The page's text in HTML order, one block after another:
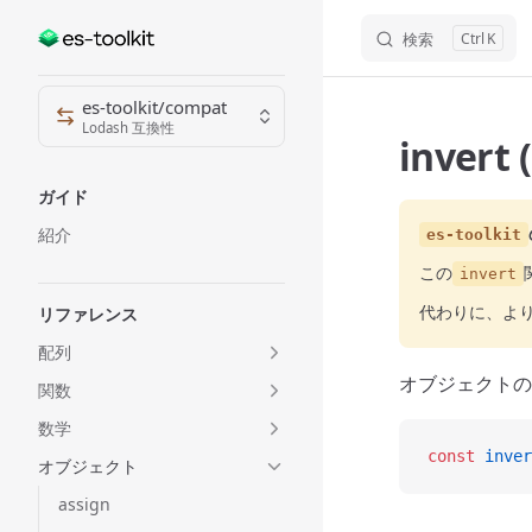
Skip to content 検索 K
Sidebar Navigation
es-toolkit/compat
Lodash 互換性
ガイド
紹介
リファレンス
配列
関数
数学
オブジェクト
assign
invert
es-toolkit
この invert
代わりに、よ
オブジェクト
const